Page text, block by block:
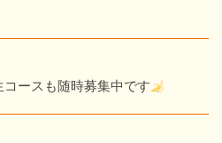
コースも随時募集中です